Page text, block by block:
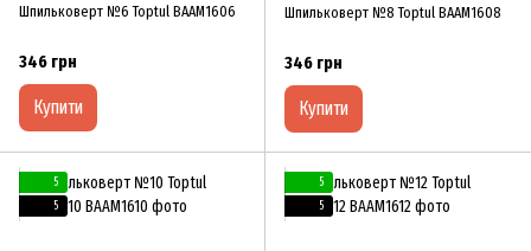
Шпильковерт №6 Toptul BAAM1606
346 грн
Купити
Шпильковерт №8 Toptul BAAM1608
346 грн
Купити
5
5
5
5